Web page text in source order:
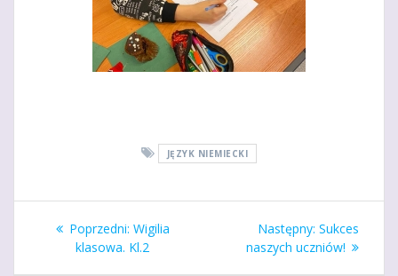
JĘZYK NIEMIECKI
Nawigacja
wpisu
Poprzedni: Poprzedni
wpis:
Wigilia
klasowa. Kl.2
Następny: Następny
wpis:
Sukces
naszych uczniów!